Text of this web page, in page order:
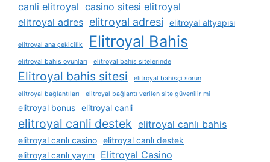
canli elitroyal casino sitesi elitroyal
elitroyal adres elitroyal adresi elitroyal altyapısı
elitroyal ana çekicilik Elitroyal Bahis
elitroyal bahis oyunları elitroyal bahis sitelerinde
Elitroyal bahis sitesi
elitroyal bahisçi sorun
elitroyal bağlantıları
elitroyal bağlantı verilen site güvenilir mi
elitroyal bonus elitroyal canli
elitroyal canli destek elitroyal canlı bahis
elitroyal canlı casino elitroyal canlı destek
elitroyal canlı yayını
Elitroyal Casino